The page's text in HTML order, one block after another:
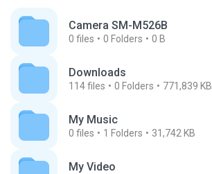
Camera SM-M526B
0 files 0 Folders 0 B
Downloads
114files 0 Folders 771,839 KB
My Music
0 files 1 Folders 31,742 KB
My Video